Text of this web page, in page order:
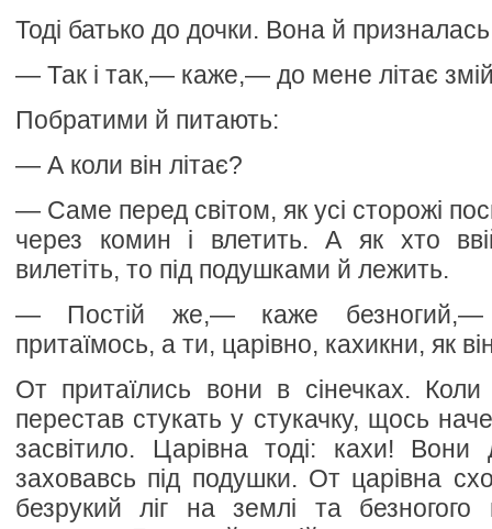
Тоді батько до дочки. Вона й
— Так і так,— каже,— до мене літає змій
Побратими й питають:
— А коли він літає?
— Саме перед світом, як усі сторожі
через комин і влетить. А як хто
вилетіть, то під подушками й лежить.
— Постій же,— каже безногий,—
притаїмось, а ти, царівно, кахикни, як
От притаїлись вони в сінечках.
перестав стукать у стукачку, щось
засвітило. Царівна тоді: кахи!
заховавсь під подушки. От царівна
безрукий ліг на землі та